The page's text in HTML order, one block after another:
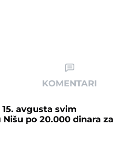
KOMENTARI
avgusta svim
po 20.000 dinara za